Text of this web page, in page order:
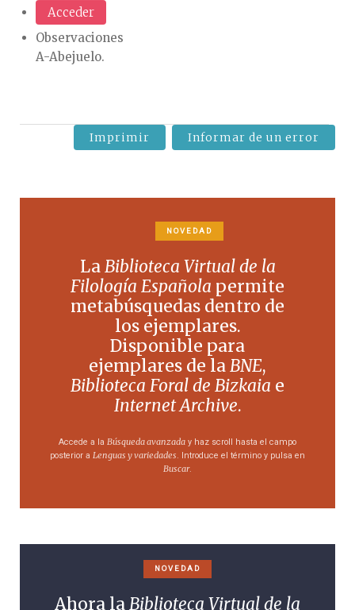
Acceder
Observaciones
A-Abejuelo.
Imprimir Informar de un error
NOVEDAD
LaBiblioteca Virtual de la
Filología Española permite
metabúsquedas dentro de
los ejemplares.
Disponible para
ejemplares de laBNE,
Biblioteca Foral de Bizkaia e
Internet Archive.
Accede a la Búsqueda avanzada y haz scroll hasta el campo
posterior a Lenguas y variedades . Introduce el término y pulsa en
Buscar.
NOVEDAD
Ahora laBiblioteca Virtual de la